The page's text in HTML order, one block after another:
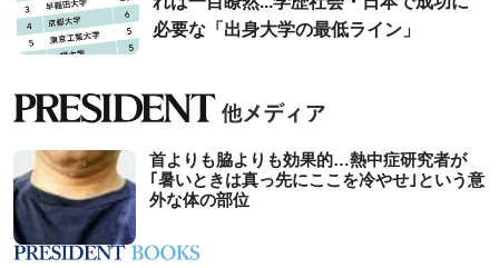
必要な「出身大学の最低ライン」
首よりも脇よりも効果的…熱中症研究者が
｢暑いときは真っ先にここを冷やせ｣という意
外な体の部位